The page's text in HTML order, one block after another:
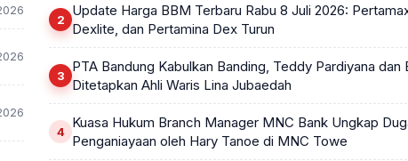
Update Harga BBM Terbaru Rabu 8 Juli 2026:
Dexlite, dan Pertamina Dex Turun
PTA Bandung Kabulkan Banding, Teddy Pardiyana dan
Ditetapkan Ahli Waris Lina Jubaedah
Kuasa Hukum Branch Manager MNC Bank Ungkap
Penganiayaan oleh Hary Tanoe di MNC Towe